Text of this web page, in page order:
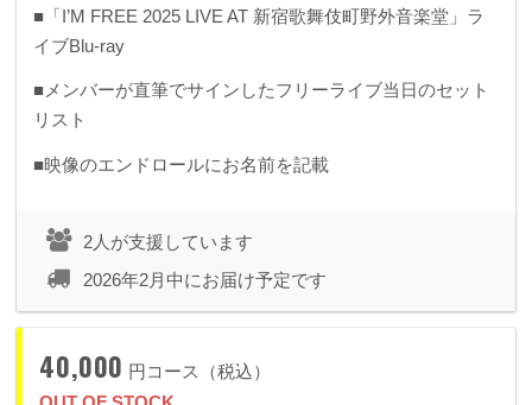
■「I’M FREE 2025 LIVE AT 新宿歌舞伎町野外音楽堂」ラ
イブBlu-ray
■メンバーが直筆でサインしたフリーライブ当日のセット
リスト
■映像のエンドロールにお名前を記載
2人が支援しています
2026年2月中にお届け予定です
40,000 円コース（税込）